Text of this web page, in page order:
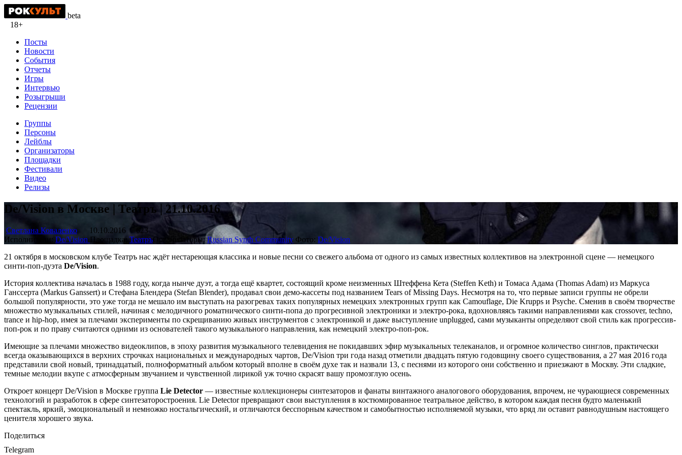
beta
18+
Посты
Новости
События
Отчеты
Игры
Интервью
Розыгрыши
Рецензии
Группы
Персоны
Лейблы
Организаторы
Площадки
Фестивали
Видео
Релизы
De/Vision в Москве | Театръ | 21.10.2016
Светлана Коваленко 10.10.2016
623
Исполнители: De/Vision Площадка:ТеатръОрганизаторы:Russian Synth Community Фото: De/Vision
21 октября в московском клубе Театръ нас ждёт нестареющая классика и новые песни со свежего альбома от одного из самых известных коллективов на электронной сцене — немецкого
синти-поп-дуэта De/Vision.
История коллектива началась в 1988 году, когда нынче дуэт, а тогда ещё квартет, состоящий кроме неизменных Штеффена Кета (Steffen Keth) и Томаса Адама (Thomas Adam) из Маркуса
Ганссерта (Markus Ganssert) и Стефана Блендера (Stefan Blender), продавал свои демо-кассеты под названием Tears of Missing Days. Несмотря на то, что первые записи группы не обрели
большой популярности, это уже тогда не мешало им выступать на разогревах таких популярных немецких электронных групп как Camouflage, Die Krupps и Psyche. Сменив в своём творчестве
множество музыкальных стилей, начиная с мелодичного роматнического синти-попа до прогресивной электроники и электро-рока, вдохновляясь такими направлениями как crossover, techno,
trance и hip-hop, имея за плечами эксперименты по скрещиванию живых инструментов с электроникой и даже выступление unplugged, сами музыканты определяют свой стиль как прогрессив-
поп-рок и по праву считаются одними из основателей такого музыкального направления, как немецкий электро-поп-рок.
Имеющие за плечами множество видеоклипов, в эпоху развития музыкального телевидения не покидавших эфир музыкальных телеканалов, и огромное количество синглов, практически
всегда оказывающихся в верхних строчках национальных и международных чартов, De/Vision три года назад отметили двадцать пятую годовщину своего существования, а 27 мая 2016 года
представили свой новый, тринадцатый, полноформатный альбом который вполне в своём духе так и назвали 13, с песнями из которого они собственно и приезжают в Москву. Эти сладкие,
темные мелодии вкупе с атмосферным звучанием и чувственной лирикой уж точно скрасят вашу промозглую осень.
Откроет концерт De/Vision в Москве группа Lie Detector — известные коллекционеры синтезаторов и фанаты винтажного аналогового оборудования, впрочем, не чурающиеся современных
технологий и разработок в сфере синтезаторостроения. Lie Detector превращают свои выступления в костюмированное театральное действо, в котором каждая песня будто маленький
спектакль, яркий, эмоциональный и немножко ностальгический, и отличаются бесспорным качеством и самобытностью исполняемой музыки, что вряд ли оставит равнодушным настоящего
ценителя хорошего звука.
Поделиться
Telegram